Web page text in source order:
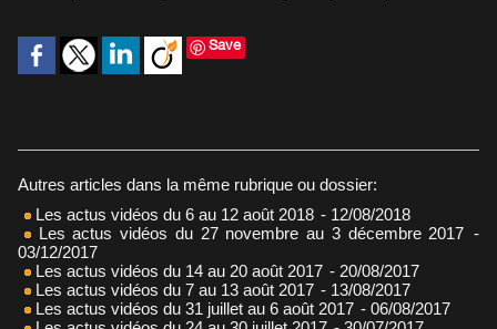
Save
Autres articles dans la même rubrique ou dossier:
Les actus vidéos du 6 au 12 août 2018 - 12/08/2018
Les actus vidéos du 27 novembre au 3 décembre 2017 -
03/12/2017
Les actus vidéos du 14 au 20 août 2017 - 20/08/2017
Les actus vidéos du 7 au 13 août 2017 - 13/08/2017
Les actus vidéos du 31 juillet au 6 août 2017 - 06/08/2017